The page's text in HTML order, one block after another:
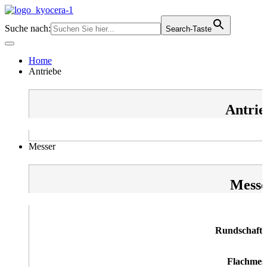
Zum
springen
Suche nach: Search-Taste
Home
Antriebe
Messer